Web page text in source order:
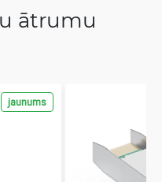
ātrumu
jaunums